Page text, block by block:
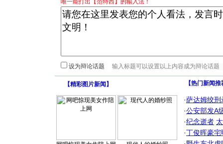
唯一能打出【范特西】的输入法！
设为辩论话题
【精彩图片新闻 】 【热门新闻
·萨达姆绞刑
·公安部发A
·纪念逝者
·丁俊晖豪